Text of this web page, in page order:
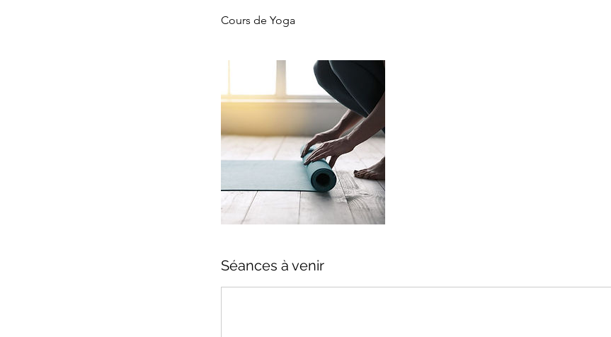
Cours de Yoga
Séances à venir